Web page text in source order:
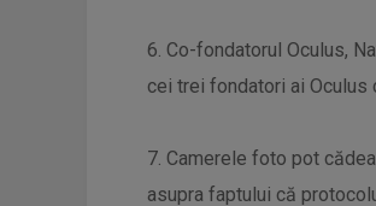
6. Co-fondatorul Oculus,
cei trei fondatori ai Oculus
7. Camerele foto pot
asupra faptului că